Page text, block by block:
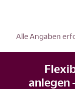
Alle Angaben
anlegen